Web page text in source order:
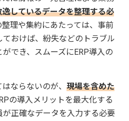
しているデータを整理する必
整理や集約にあたっては、事前
おけば、紛失などのトラブル
でき、スムーズにERP導入の
ならないのが、 現場を含めた
の導入メリットを最大化する
正確なデータを入力する必要